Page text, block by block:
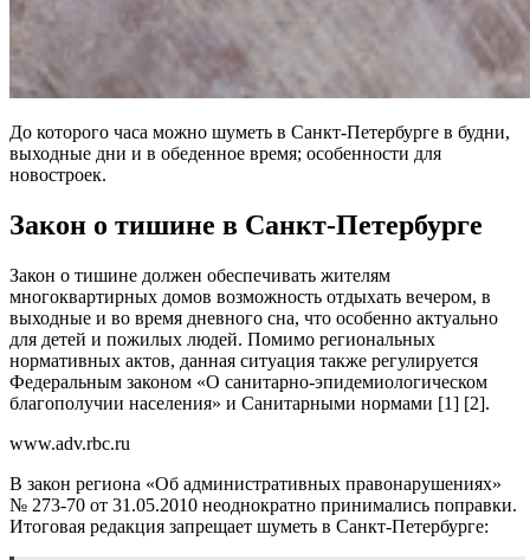
До которого часа можно шуметь в Санкт-Петербурге в будни,
выходные дни и в обеденное время; особенности для
новостроек.
Закон о тишине в Санкт-Петербурге
Закон о тишине должен обеспечивать жителям
многоквартирных домов возможность отдыхать вечером, в
выходные и во время дневного сна, что особенно актуально
для детей и пожилых людей. Помимо региональных
нормативных актов, данная ситуация также регулируется
Федеральным законом «О санитарно-эпидемиологическом
благополучии населения» и Санитарными нормами [1] [2].
www.adv.rbc.ru
В закон региона «Об административных правонарушениях»
№ 273-70 от 31.05.2010 неоднократно принимались поправки.
Итоговая редакция запрещает шуметь в Санкт-Петербурге: